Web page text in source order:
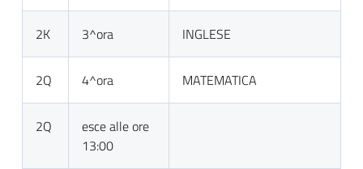
2K 3^ora INGLESE
2Q 4^ora MATEMATICA
2Q
esce alle ore
13:00